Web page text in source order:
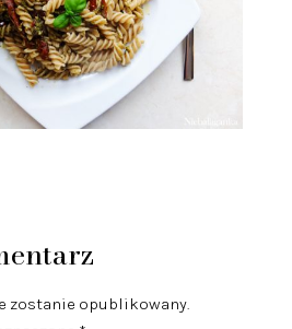
zostanie opublikowany.